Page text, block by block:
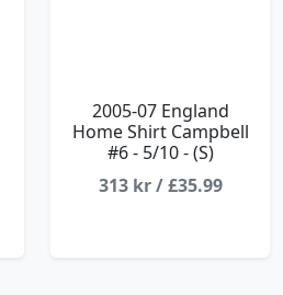
2005-07 England
Home Shirt Campbell
#6 - 5/10 - (S)
313 kr / £35.99